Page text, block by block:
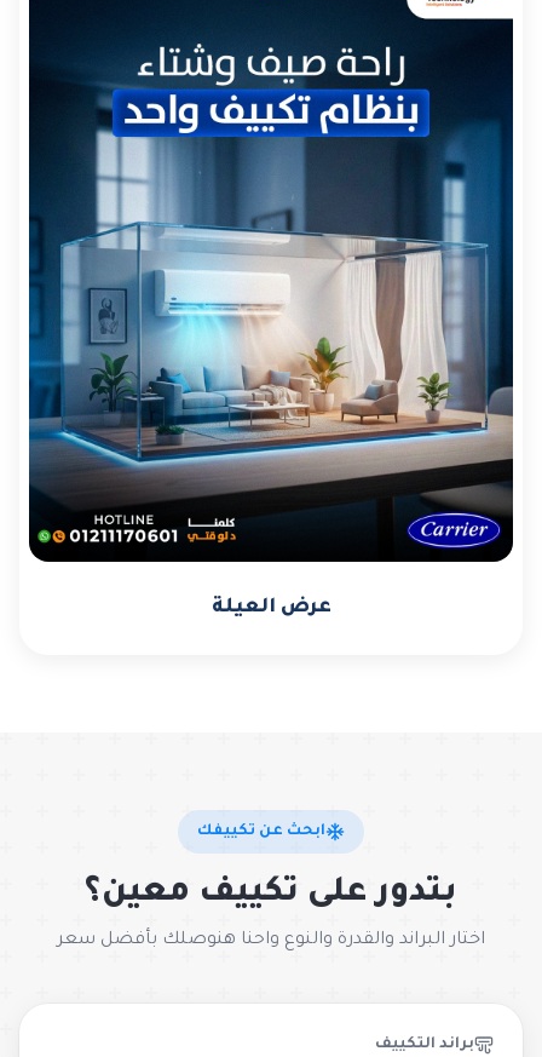
عرض العيلة
ابحث عن تكييفك
بتدور على تكييف معين؟
اختار البراند والقدرة والنوع واحنا هنوصلك بأفضل سعر
براند التكييف